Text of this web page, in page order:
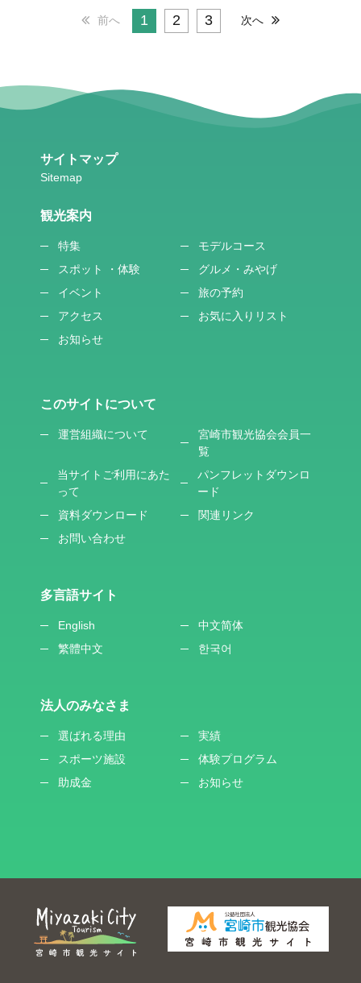
前へ 1 2 3 次へ
サイトマップ
観光案内
特集
モデルコース
スポット ・体験
グルメ・みやげ
イベント
旅の予約
アクセス
お気に入りリスト
お知らせ
このサイトについて
運営組織について
宮崎市観光協会会員一
覧
当サイトご利用にあた
って
パンフレットダウンロ
ード
資料ダウンロード
関連リンク
お問い合わせ
多言語サイト
English
中文简体
繁體中文
한국어
法人のみなさま
選ばれる理由
実績
スポーツ施設
体験プログラム
助成金
お知らせ